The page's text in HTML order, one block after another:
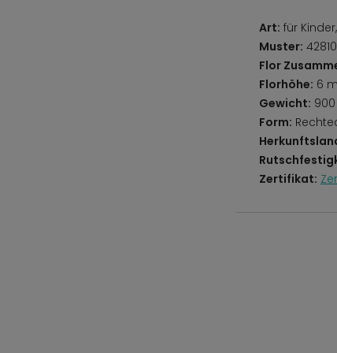
Art: für
Muster:
Flor
Florhöhe: 6
Gewicht:
Form:
Zertifikat: